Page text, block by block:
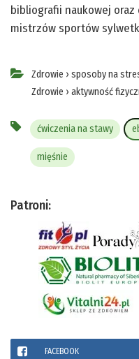
bibliografii naukowej
mistrzów sportów
Zdrowie › sposoby na
Zdrowie › aktywność
ćwiczenia na stawy
mięśnie
Patroni:
FACEBOOK